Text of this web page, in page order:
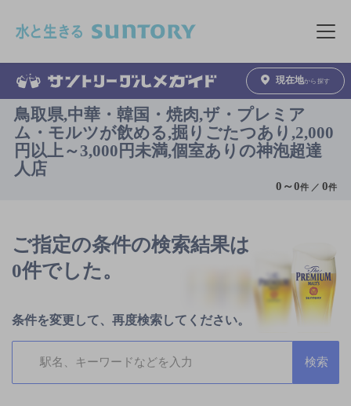
メニュ
現在地から探す
鳥取県,中華・韓国・焼肉,ザ・プレミア
ム・モルツが飲める,掘りごたつあり,2,000
円以上～3,000円未満,個室ありの神泡超達
人店
0 ～0件 ／0件
ご指定の条件の検索結果は
0件でした。
条件を変更して、再度検索してください。